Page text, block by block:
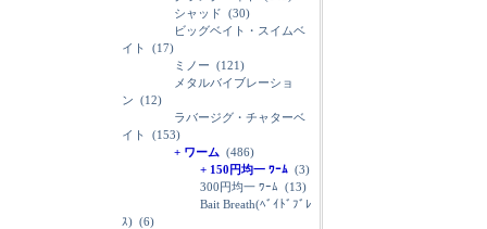
シャッド (30)
ビッグベイト・スイムベ
イト
(17)
ミノー (121)
メタルバイブレーショ
ン (12)
ラバージグ・チャターベ
イト
(153)
+ ワーム (486)
+ 150円均一 ﾜｰﾑ (3)
300円均一 ﾜｰﾑ (13)
Bait Breath(ﾍﾞｲﾄﾞﾌﾞﾚ
ｽ) (6)